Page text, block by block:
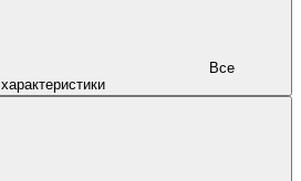
характеристики